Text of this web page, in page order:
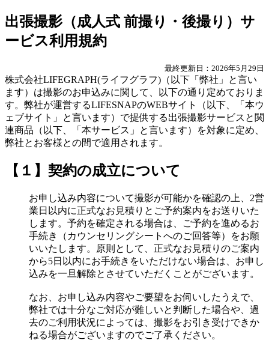
出張撮影 （成人式 前撮り・後撮り） サ
ービス利用規約
最終更新日：2026年5月29日
株式会社LIFEGRAPH(ライフグラフ)（以下「弊社」と言い
ます）は撮影のお申込みに関して、以下の通り定めておりま
す。弊社が運営するLIFESNAPのWEBサイト（以下、「本ウ
ェブサイト」と言います）で提供する出張撮影サービスと関
連商品（以下、「本サービス」と言います）を対象に定め、
弊社とお客様との間で適用されます。
【１】契約の成立について
お申し込み内容について撮影が可能かを確認の上、2営
業日以内に正式なお見積りとご予約案内をお送りいた
します。予約を確定される場合は、ご予約を進めるお
手続き（カウンセリングシートへのご回答等）をお願
いいたします。原則として、正式なお見積りのご案内
から5日以内にお手続きをいただけない場合は、お申し
込みを一旦解除とさせていただくことがございます。
なお、お申し込み内容やご要望をお伺いしたうえで、
弊社では十分なご対応が難しいと判断した場合や、過
去のご利用状況によっては、撮影をお引き受けできか
ねる場合がございますのでご了承ください。